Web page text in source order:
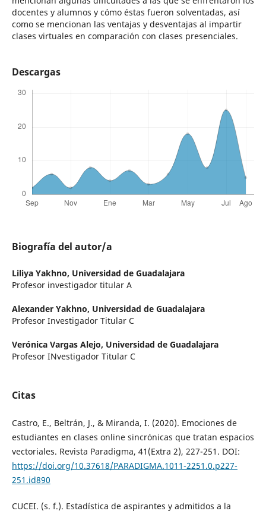
docentes y alumnos y cómo éstas fueron solventadas, así
como se mencionan las ventajas y desventajas al impartir
clases virtuales en comparación con clases presenciales.
Descargas
Biografía del autor/a
Liliya Yakhno, Universidad de Guadalajara
Profesor investigador titular A
Alexander Yakhno, Universidad de Guadalajara
Profesor Investigador Titular C
Verónica Vargas Alejo, Universidad de Guadalajara
Profesor INvestigador Titular C
Citas
Castro, E., Beltrán, J., & Miranda, I. (2020). Emociones de
estudiantes en clases online sincrónicas que tratan espacios
vectoriales. Revista Paradigma, 41(Extra 2), 227-251. DOI:
https://doi.org/10.37618/PARADIGMA.1011-2251.0.p227-
251.id890
CUCEI. (s. f.). Estadística de aspirantes y admitidos a la